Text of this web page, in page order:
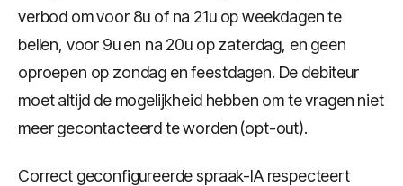
verbod om voor 8u of na 21u op weekdagen te
bellen, voor 9u en na 20u op zaterdag, en geen
oproepen op zondag en feestdagen. De debiteur
moet altijd de mogelijkheid hebben om te vragen niet
meer gecontacteerd te worden (opt-out).
Correct geconfigureerde spraak-IA respecteert